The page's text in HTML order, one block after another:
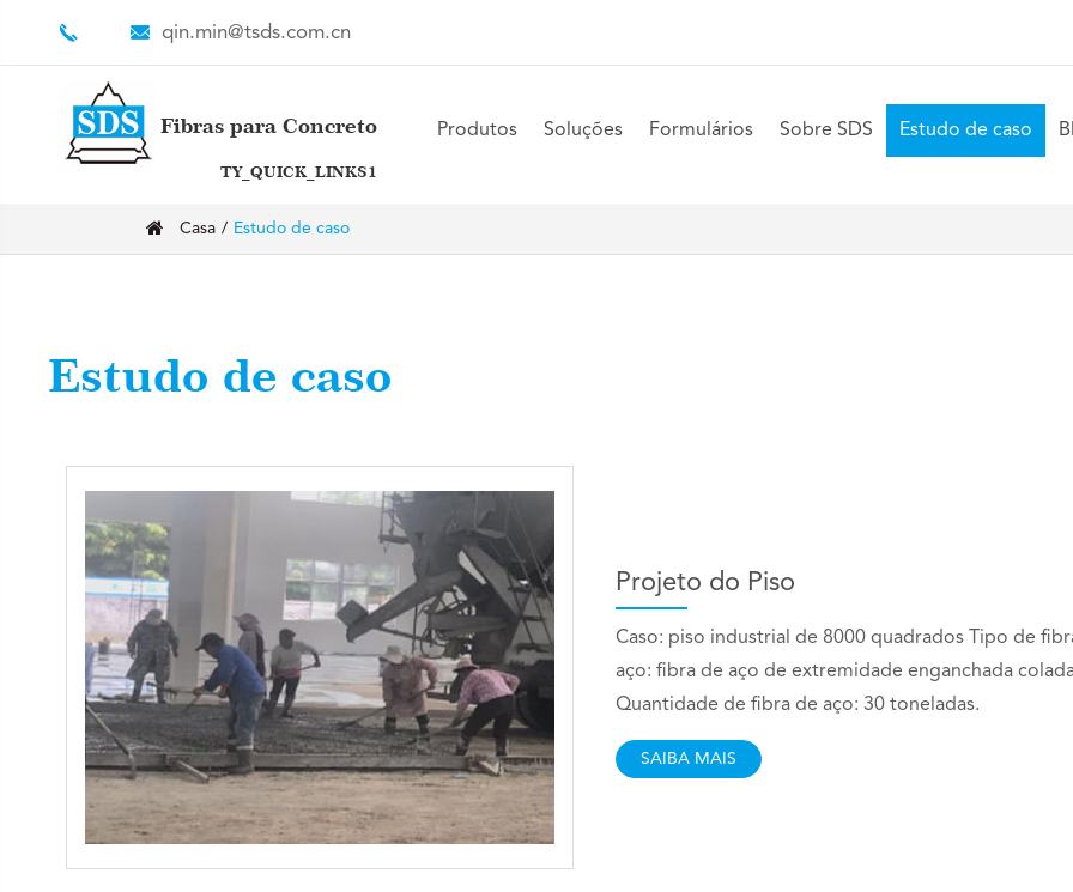
qin.min@tsds.com.cn
Fibras para Concreto
TY_QUICK_LINKS1
Produtos Soluções Formulários Sobre SDS Estudo de caso
Casa Estudo de caso
Estudo de caso
Projeto do Piso
Caso: piso industrial de 8000 quadrados Tipo de
aço: fibra de aço de extremidade enganchada
Quantidade de fibra de aço: 30 toneladas.
SAIBA MAIS